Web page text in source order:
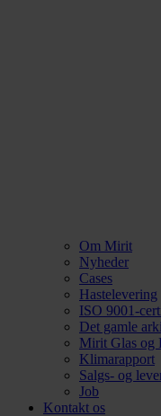
Om Mirit
Nyheder
Cases
Hastelevering
ISO 9001-
Det gamle
Mirit Glas og
Klimarapport
Salgs- og
Job
Kontakt os